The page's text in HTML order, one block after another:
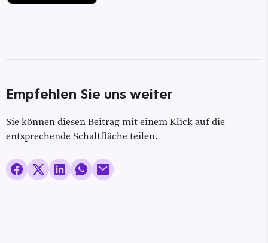
Empfehlen Sie uns weiter
Sie können diesen Beitrag mit einem Klick auf die
entsprechende Schaltfläche teilen.